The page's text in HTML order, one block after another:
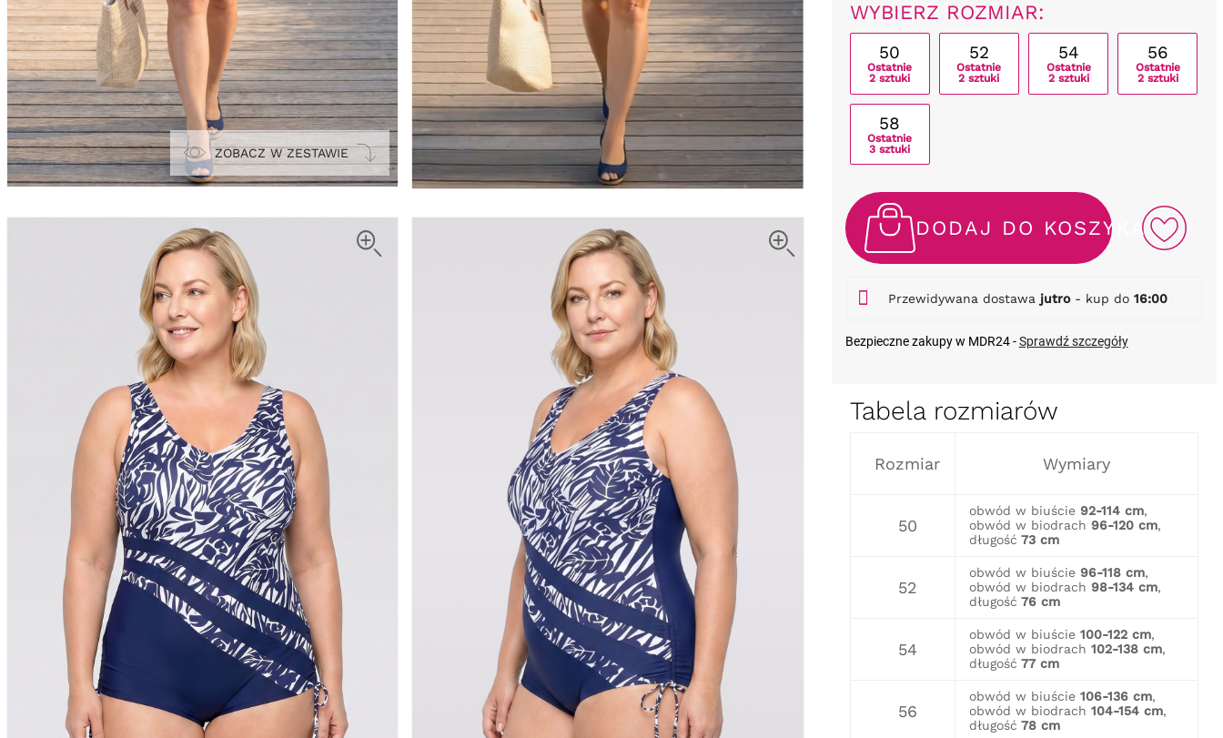
ZOBACZ W ZESTAWIE
WYBIERZ ROZMIAR:
50
Ostatnie
2 sztuki
52
Ostatnie
2 sztuki
54
Ostatnie
2 sztuki
56
Ostatnie
2 sztuki
58
Ostatnie
3 sztuki
DODAJ DO KOSZYKA
Przewidywana dostawa jutro- kup do 16:00
Bezpieczne zakupy w MDR24 -Sprawdź szczegóły
Tabela rozmiarów
Rozmiar Wymiary
50
obwód w biuście 92-114 cm,
obwód w biodrach 96-120 cm,
długość 73 cm
52
obwód w biuście 96-118 cm,
obwód w biodrach 98-134 cm,
długość 76 cm
54
obwód w biuście 100-122 cm,
obwód w biodrach 102-138 cm,
długość 77 cm
56
obwód w biuście 106-136 cm,
obwód w biodrach 104-154 cm,
długość 78 cm